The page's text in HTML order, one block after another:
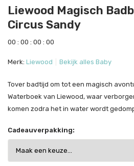
Liewood Magisch
Circus Sandy
00 : 00 : 00 : 00
Merk: Liewood Bekijk alles Baby
Tover badtijd om tot een magisch
Waterboek van Liewood, waar
komen zodra het in water wordt
Cadeauverpakking: